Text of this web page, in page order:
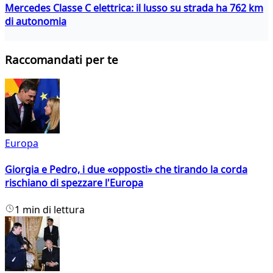
Mercedes Classe C elettrica: il lusso su strada ha 762 km
di autonomia
Raccomandati per te
Europa
Giorgia e Pedro, i due «opposti» che tirando la corda
rischiano di spezzare l'Europa
1 min di lettura